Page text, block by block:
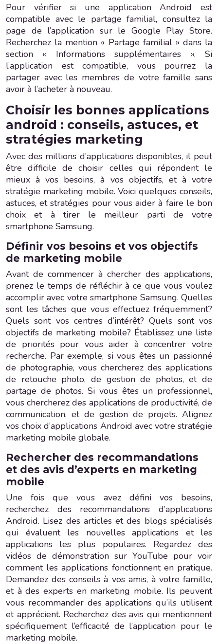
Pour vérifier si une application Android est
compatible avec le partage familial, consultez la
page de l’application sur le Google Play Store.
Recherchez la mention « Partage familial » dans la
section « Informations supplémentaires ». Si
l’application est compatible, vous pourrez la
partager avec les membres de votre famille sans
avoir à l’acheter à nouveau.
Choisir les bonnes applications
android : conseils, astuces, et
stratégies marketing
Avec des millions d’applications disponibles, il peut
être difficile de choisir celles qui répondent le
mieux à vos besoins, à vos objectifs, et à votre
stratégie marketing mobile. Voici quelques conseils,
astuces, et stratégies pour vous aider à faire le bon
choix et à tirer le meilleur parti de votre
smartphone Samsung.
Définir vos besoins et vos objectifs
de marketing mobile
Avant de commencer à chercher des applications,
prenez le temps de réfléchir à ce que vous voulez
accomplir avec votre smartphone Samsung. Quelles
sont les tâches que vous effectuez fréquemment?
Quels sont vos centres d’intérêt? Quels sont vos
objectifs de marketing mobile? Établissez une liste
de priorités pour vous aider à concentrer votre
recherche. Par exemple, si vous êtes un passionné
de photographie, vous chercherez des applications
de retouche photo, de gestion de photos, et de
partage de photos. Si vous êtes un professionnel,
vous chercherez des applications de productivité, de
communication, et de gestion de projets. Alignez
vos choix d’applications Android avec votre stratégie
marketing mobile globale.
Rechercher des recommandations
et des avis d’experts en marketing
mobile
Une fois que vous avez défini vos besoins,
recherchez des recommandations d’applications
Android. Lisez des articles et des blogs spécialisés
qui évaluent les nouvelles applications et les
applications les plus populaires. Regardez des
vidéos de démonstration sur YouTube pour voir
comment les applications fonctionnent en pratique.
Demandez des conseils à vos amis, à votre famille,
et à des experts en marketing mobile. Ils peuvent
vous recommander des applications qu’ils utilisent
et apprécient. Recherchez des avis qui mentionnent
spécifiquement l’efficacité de l’application pour le
marketing mobile.